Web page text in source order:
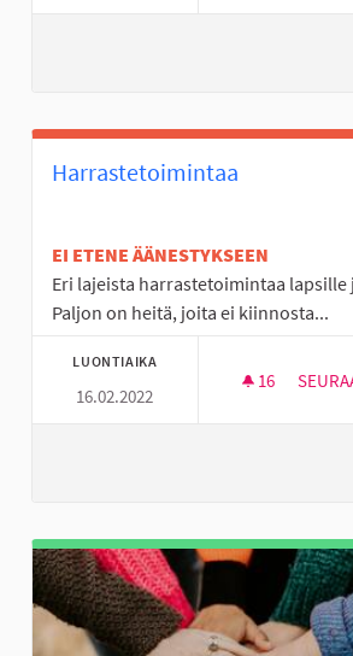
Harrastetoimintaa
EI ETENE ÄÄNESTYKSEEN
Eri lajeista harrastetoimintaa lapsille
Paljon on heitä, joita ei kiinnosta...
LUONTIAIKA
16.02.2022
16 16